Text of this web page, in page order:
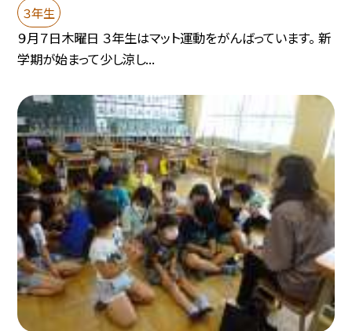
３年生
９月７日木曜日 ３年生はマット運動をがんばっています。 新
学期が始まって少し涼し...